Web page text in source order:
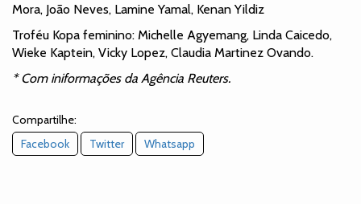
Mora, João Neves, Lamine Yamal, Kenan Yildiz
Troféu Kopa feminino: Michelle Agyemang, Linda Caicedo,
Wieke Kaptein, Vicky Lopez, Claudia Martinez Ovando.
* Com iniformações da Agência Reuters.
Compartilhe:
Facebook
Twitter Whatsapp